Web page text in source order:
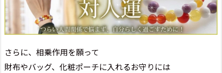
さらに、相乗作用を願って
財布やバッグ、化粧ポーチに入れるお守りには